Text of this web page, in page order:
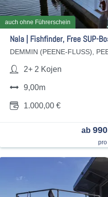
auch ohne Führerschein
Nala | Fishfinder, Free SUP-
DEMMIN (PEENE-FLUSS),
2+ 2 Kojen
9,00m
1.000,00 €
ab
pro